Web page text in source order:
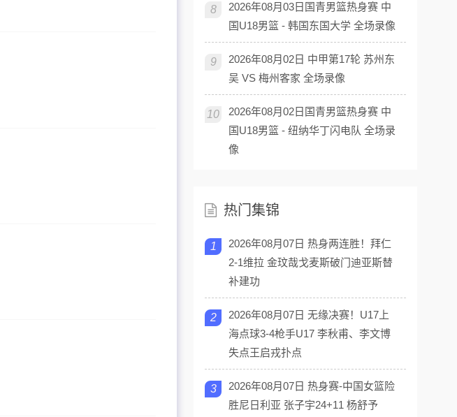
8
2026年08月03日国青男篮热身赛 中
国U18男篮 - 韩国东国大学 全场录像
9
2026年08月02日 中甲第17轮 苏州东
吴 VS 梅州客家 全场录像
10
2026年08月02日国青男篮热身赛 中
国U18男篮 - 纽纳华丁闪电队 全场录
像
热门集锦
1
2026年08月07日 热身两连胜！拜仁
2-1维拉 金玟哉戈麦斯破门迪亚斯替
补建功
2
2026年08月07日 无缘决赛！U17上
海点球3-4枪手U17 李秋甫、李文博
失点王启戎扑点
3
2026年08月07日 热身赛-中国女篮险
胜尼日利亚 张子宇24+11 杨舒予